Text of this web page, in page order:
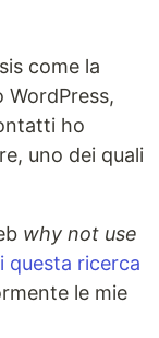
come la
ho
uno dei quali
why not use
questa ricerca
le mie